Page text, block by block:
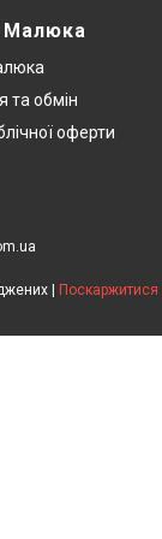
Малюка
та обмін
оферти
Поскаржитися